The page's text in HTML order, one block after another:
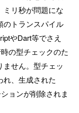
ミリ秒が問題にな
のトランスパイル
やDart等でさえ
の型チェックのた
せん。型チェッ
れ、生成された
ョンが削除されま